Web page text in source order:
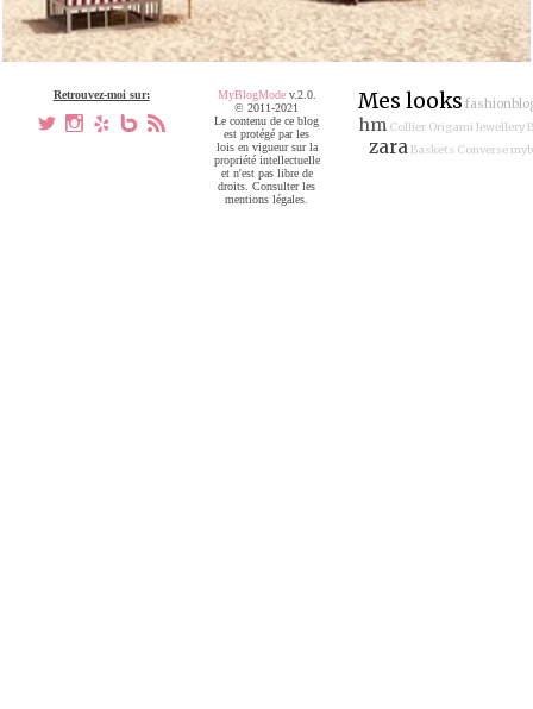
Retrouvez-moi sur:
a x h V ,
Mes looks
hm Collier Origami Jewellery
zaraBaskets Converse
MyBlogModev.2.0.
© 2011-2021
Le contenu de ce blog
est protégé par les
lois en vigueur sur la
propriété intellectuelle
et n'est pas libre de
droits. Consulter les
mentions légales.